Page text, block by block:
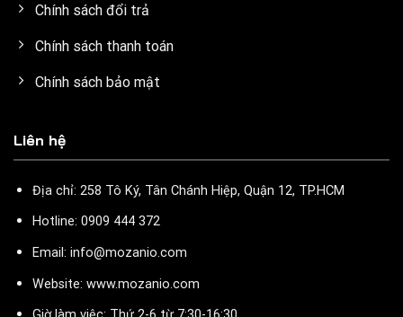
Chính sách đổi trả
Chính sách thanh toán
Chính sách bảo mật
Liên hệ
Địa chỉ: 258 Tô Ký, Tân Chánh Hiệp, Quận 12, TP.HCM
Hotline: 0909 444 372
Email: info@mozanio.com
Website: www.mozanio.com